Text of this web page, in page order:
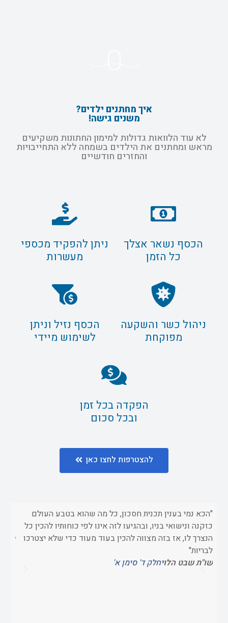
איך מחתנים ילדים?
משנים גישה!
לא עוד הלוואות גדולות למימון החתונות משקיעים
מראש ומחתנים את הילדים בשמחה ללא התחייבויות
והחזרים חודשיים
הכסף נשאר אצלך
כל הזמן
ניתן להפקיד מכספי
מעשרות
ניהול כשר והשקעה
מפוקחת
הכסף נזיל וניתן
לשימוש מיידי
הפקדה בכל זמן
ובכל סכום
להצטרפות לחצו כאן
"הכא נמי בענין תכנית חסכון, כל מה שהוא בטבע העולם
כזקנה ונישואי בניו, ובהגיעו לזה אינו לפי כוחותיו להכין כל
הנצרך לו, אז בזה מצווה להכין בעוד מעוד כדי שלא יצטרכו
לבריות"
שו"ת שבט הלויחלק ד' סימן א'